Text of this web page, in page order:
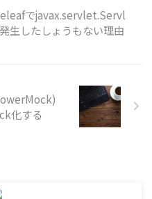
でjavax.servlet.Servl
生したしょうもない理由
化する